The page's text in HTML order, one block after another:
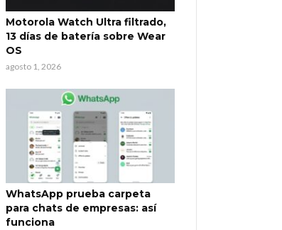
Motorola Watch Ultra filtrado,
13 días de batería sobre Wear
OS
agosto 1, 2026
WhatsApp prueba carpeta
para chats de empresas: así
funciona